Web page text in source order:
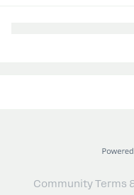
Community Terms